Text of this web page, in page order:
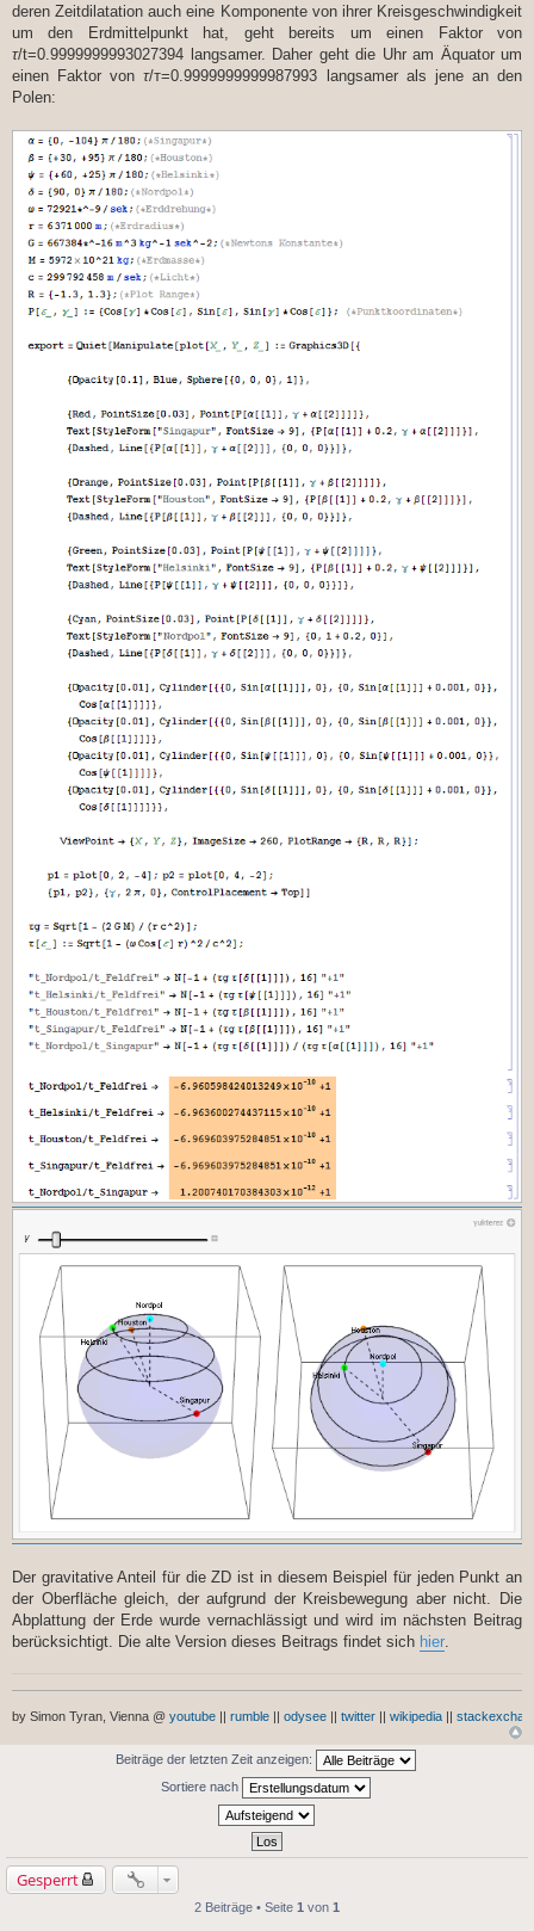
deren Zeitdilatation auch eine Komponente von ihrer Kreisgeschwindigkeit
um den Erdmittelpunkt hat, geht bereits um einen Faktor von
τ/t=0.9999999993027394 langsamer. Daher geht die Uhr am Äquator um
einen Faktor vonτ/т=0.9999999999987993 langsamer als jene an den
Polen:
Der gravitative Anteil für die ZD ist in diesem Beispiel für jeden Punkt an
der Oberfläche gleich, der aufgrund der Kreisbewegung aber nicht. Die
Abplattung der Erde wurde vernachlässigt und wird im nächsten Beitrag
berücksichtigt. Die alte Version dieses Beitrags findet sich hier
by Simon Tyran, Vienna @ youtube || rumble || odysee || twitter || wikipedia ||
Beiträge der letzten Zeit anzeigen:
Sortiere nach
Gesperrt
2 Beiträge • Seite 1 von 1